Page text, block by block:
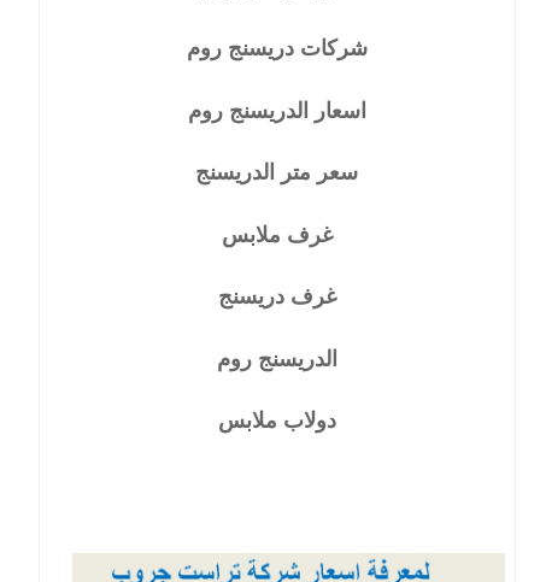
شركات دريسنج روم
اسعار الدريسنج روم
سعر متر الدريسنج
غرف ملابس
غرف دريسنج
الدريسنج روم
دولاب ملابس